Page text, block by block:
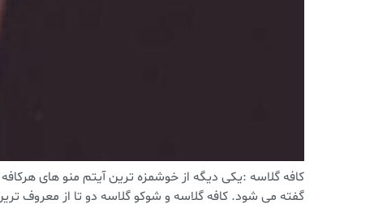
کافه گلاسه :یکی دیگه از خوشمزه ترین آیتم منو های
گفته می شود. کافه گلاسه و شوکو گلاسه دو تا از معروف